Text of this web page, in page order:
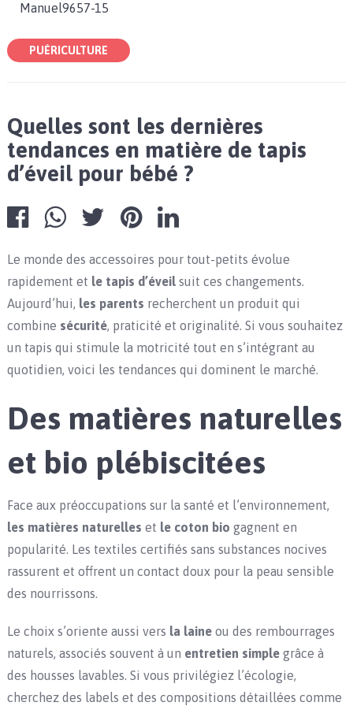
Manuel9657-15
PUÉRICULTURE
Quelles sont les dernières
tendances en matière de tapis
d’éveil pour bébé ?
Le monde des accessoires pour tout-petits évolue
rapidement et le tapis d’éveilsuit ces changements.
Aujourd’hui, les parents recherchent un produit qui
combine sécurité, praticité et originalité. Si vous souhaitez
un tapis qui stimule la motricité tout en s’intégrant au
quotidien, voici les tendances qui dominent le marché.
Des matières naturelles
et bio plébiscitées
Face aux préoccupations sur la santé et l’environnement,
les matières naturelles et le coton bio gagnent en
popularité. Les textiles certifiés sans substances nocives
rassurent et offrent un contact doux pour la peau sensible
des nourrissons.
Le choix s’oriente aussi vers la laineou des rembourrages
naturels, associés souvent à un entretien simplegrâce à
des housses lavables. Si vous privilégiez l’écologie,
cherchez des labels et des compositions détaillées comme